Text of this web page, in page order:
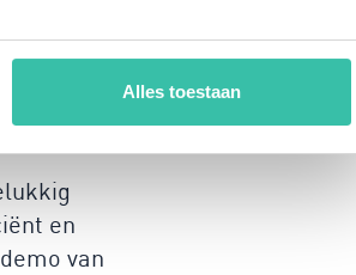
Alles toestaan
en
van